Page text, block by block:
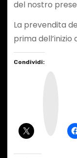
del nostro
La prevendita
prima
Condividi: